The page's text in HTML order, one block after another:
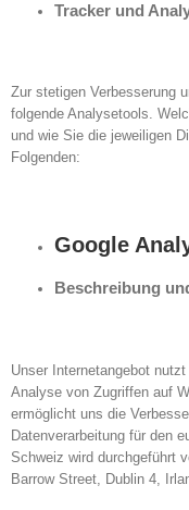
Tracker und
Zur stetigen Verbesserung
folgende Analysetools.
und wie Sie die jeweiligen
Folgenden:
Google
Beschreibung
Unser Internetangebot
Analyse von Zugriffen auf
ermöglicht uns die
Datenverarbeitung für den
Schweiz wird durchgeführt
Barrow Street, Dublin 4,